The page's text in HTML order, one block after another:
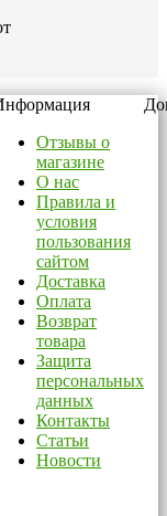
Отзывы о
магазине
О нас
Правила и
условия
пользования
сайтом
Доставка
Оплата
Возврат
товара
Защита
персональных
данных
Контакты
Статьи
Новости